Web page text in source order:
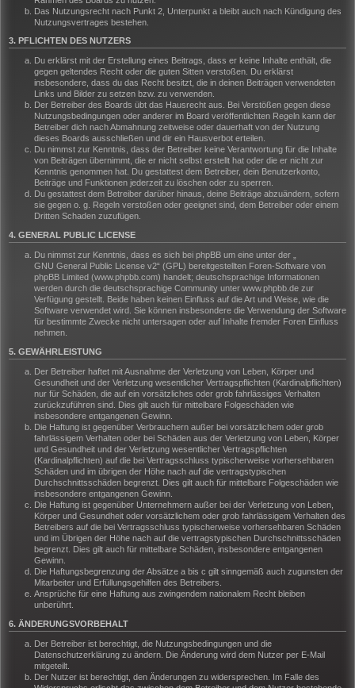
Das Nutzungsrecht nach Punkt 2, Unterpunkt a bleibt auch nach Kündigung des
Nutzungsvertrages bestehen.
3. PFLICHTEN DES NUTZERS
Du erklärst mit der Erstellung eines Beitrags, dass er keine Inhalte enthält, die
gegen geltendes Recht oder die guten Sitten verstoßen. Du erklärst
insbesondere, dass du das Recht besitzt, die in deinen Beiträgen verwendeten
Links und Bilder zu setzen bzw. zu verwenden.
Der Betreiber des Boards übt das Hausrecht aus. Bei Verstößen gegen diese
Nutzungsbedingungen oder anderer im Board veröffentlichten Regeln kann der
Betreiber dich nach Abmahnung zeitweise oder dauerhaft von der Nutzung
dieses Boards ausschließen und dir ein Hausverbot erteilen.
Du nimmst zur Kenntnis, dass der Betreiber keine Verantwortung für die Inhalte
von Beiträgen übernimmt, die er nicht selbst erstellt hat oder die er nicht zur
Kenntnis genommen hat. Du gestattest dem Betreiber, dein Benutzerkonto,
Beiträge und Funktionen jederzeit zu löschen oder zu sperren.
Du gestattest dem Betreiber darüber hinaus, deine Beiträge abzuändern, sofern
sie gegen o. g. Regeln verstoßen oder geeignet sind, dem Betreiber oder einem
Dritten Schaden zuzufügen.
4. GENERAL PUBLIC LICENSE
Du nimmst zur Kenntnis, dass es sich bei phpBB um eine unter der „
GNU General Public License v2“ (GPL) bereitgestellten Foren-Software von
phpBB Limited (www.phpbb.com) handelt; deutschsprachige Informationen
werden durch die deutschsprachige Community unter www.phpbb.de zur
Verfügung gestellt. Beide haben keinen Einfluss auf die Art und Weise, wie die
Software verwendet wird. Sie können insbesondere die Verwendung der Software
für bestimmte Zwecke nicht untersagen oder auf Inhalte fremder Foren Einfluss
nehmen.
5. GEWÄHRLEISTUNG
Der Betreiber haftet mit Ausnahme der Verletzung von Leben, Körper und
Gesundheit und der Verletzung wesentlicher Vertragspflichten (Kardinalpflichten)
nur für Schäden, die auf ein vorsätzliches oder grob fahrlässiges Verhalten
zurückzuführen sind. Dies gilt auch für mittelbare Folgeschäden wie
insbesondere entgangenen Gewinn.
Die Haftung ist gegenüber Verbrauchern außer bei vorsätzlichem oder grob
fahrlässigem Verhalten oder bei Schäden aus der Verletzung von Leben, Körper
und Gesundheit und der Verletzung wesentlicher Vertragspflichten
(Kardinalpflichten) auf die bei Vertragsschluss typischerweise vorhersehbaren
Schäden und im übrigen der Höhe nach auf die vertragstypischen
Durchschnittsschäden begrenzt. Dies gilt auch für mittelbare Folgeschäden wie
insbesondere entgangenen Gewinn.
Die Haftung ist gegenüber Unternehmern außer bei der Verletzung von Leben,
Körper und Gesundheit oder vorsätzlichem oder grob fahrlässigem Verhalten des
Betreibers auf die bei Vertragsschluss typischerweise vorhersehbaren Schäden
und im Übrigen der Höhe nach auf die vertragstypischen Durchschnittsschäden
begrenzt. Dies gilt auch für mittelbare Schäden, insbesondere entgangenen
Gewinn.
Die Haftungsbegrenzung der Absätze a bis c gilt sinngemäß auch zugunsten der
Mitarbeiter und Erfüllungsgehilfen des Betreibers.
Ansprüche für eine Haftung aus zwingendem nationalem Recht bleiben
unberührt.
6. ÄNDERUNGSVORBEHALT
Der Betreiber ist berechtigt, die Nutzungsbedingungen und die
Datenschutzerklärung zu ändern. Die Änderung wird dem Nutzer per E-Mail
mitgeteilt.
Der Nutzer ist berechtigt, den Änderungen zu widersprechen. Im Falle des